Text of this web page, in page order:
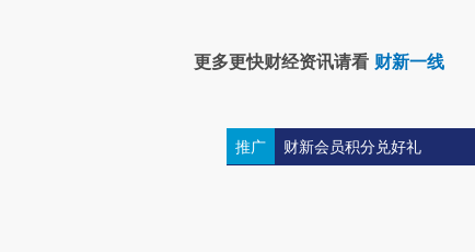
更多更快财经资讯请看 财新一线
推广 财新会员积分兑好礼